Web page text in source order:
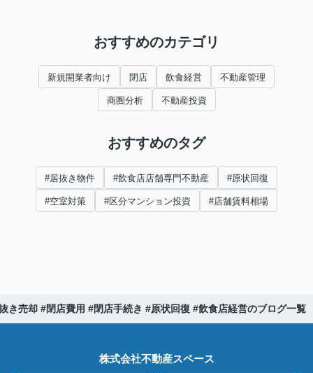
おすすめのカテゴリ
新規開業者向け 閉店 飲食経営 不動産管理
商圏分析 不動産投資
おすすめのタグ
#居抜き物件 #飲食店店舗専門不動産 #原状回復
#空室対策 #区分マンション投資 #店舗賃料相場
き売却 #閉店費用 #閉店手続き #原状回復 #飲食店経営のブログ一覧
株式会社不動産スペース